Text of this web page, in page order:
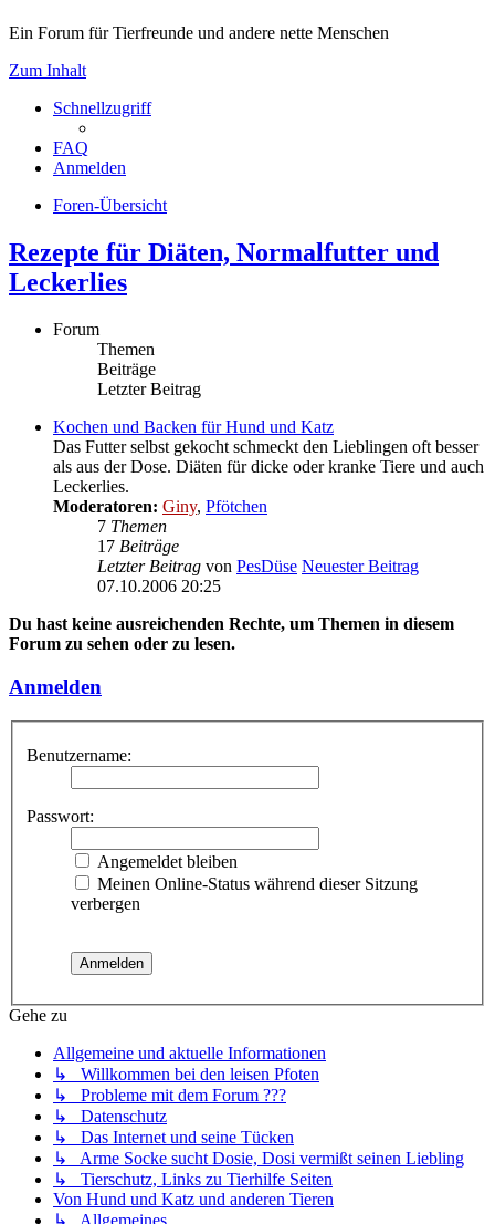
Ein Forum für Tierfreunde und andere nette Menschen
Zum Inhalt
Schnellzugriff
FAQ
Anmelden
Foren-Übersicht
Rezepte für Diäten, Normalfutter und
Leckerlies
Forum
Themen
Beiträge
Letzter Beitrag
Kochen und Backen für Hund und Katz
Das Futter selbst gekocht schmeckt den Lieblingen oft besser
als aus der Dose. Diäten für dicke oder kranke Tiere und auch
Leckerlies.
Moderatoren: Giny, Pfötchen
7 Themen
17 Beiträge
Letzter Beitrag von PesDüse Neuester Beitrag
07.10.2006 20:25
Du hast keine ausreichenden Rechte, um Themen in diesem
Forum zu sehen oder zu lesen.
Anmelden
Benutzername:
Passwort:
Angemeldet bleiben
Meinen Online-Status während dieser Sitzung
verbergen
Gehe zu
Allgemeine und aktuelle Informationen
↳ Willkommen bei den leisen Pfoten
↳ Probleme mit dem Forum ???
↳ Datenschutz
↳ Das Internet und seine Tücken
↳ Arme Socke sucht Dosie, Dosi vermißt seinen Liebling
↳ Tierschutz, Links zu Tierhilfe Seiten
Von Hund und Katz und anderen Tieren